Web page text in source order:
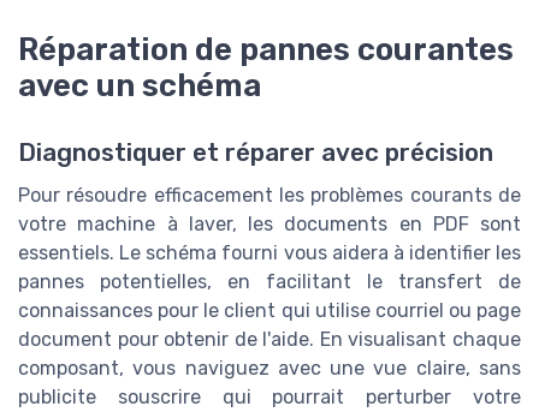
Réparation de pannes courantes
avec un schéma
Diagnostiquer et réparer avec précision
Pour résoudre efficacement les problèmes courants de
votre machine à laver, les documents en PDF sont
essentiels. Le schéma fourni vous aidera à identifier les
pannes potentielles, en facilitant le transfert de
connaissances pour le client qui utilise courriel ou page
document pour obtenir de l'aide. En visualisant chaque
composant, vous naviguez avec une vue claire, sans
publicite souscrire qui pourrait perturber votre